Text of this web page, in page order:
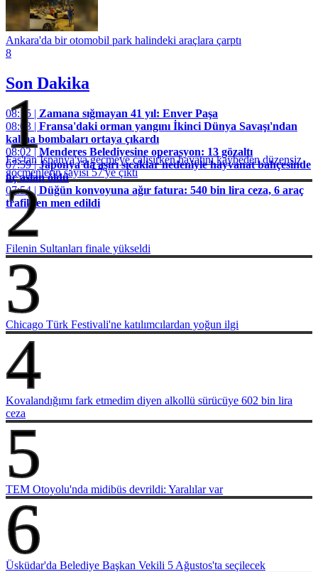
Ankara'da bir otomobil park halindeki araçlara çarptı
8
Son Dakika
08:15 | Zamana sığmayan 41 yıl: Enver Paşa
08:03 | Fransa'daki orman yangını İkinci Dünya Savaşı'ndan
kalma bombaları ortaya çıkardı
08:02 |Menderes Belediyesine operasyon: 13 gözaltı
07:59 |Japonya'da aşırı sıcaklar nedeniyle hayvanat bahçesinde
üç aslan öldü
07:54 | Düğün konvoyuna ağır fatura: 540 bin lira ceza, 6 araç
trafikten men edildi
1
Fas'tan İspanya'ya geçmeye çalışırken hayatını kaybeden düzensiz
göçmenlerin sayısı 57'ye çıktı
2
Filenin Sultanları finale yükseldi
3
Chicago Türk Festivali'ne katılımcılardan yoğun ilgi
4
Kovalandığımı fark etmedim diyen alkollü sürücüye 602 bin lira
ceza
5
TEM Otoyolu'nda midibüs devrildi: Yaralılar var
6
Üsküdar'da Belediye Başkan Vekili 5 Ağustos'ta seçilecek